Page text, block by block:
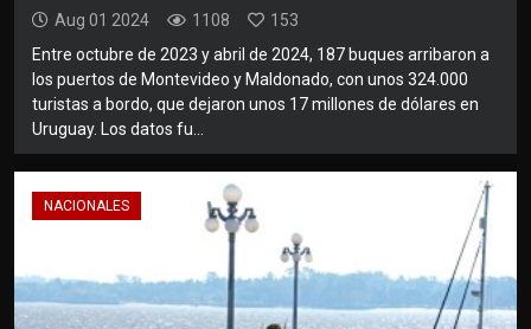
Aug 01 2024 1108
153
Entre octubre de 2023 y abril de 2024, 187 buques arribaron a
los puertos de Montevideo y Maldonado, con unos 324.000
turistas a bordo, que dejaron unos 17 millones de dólares en
Uruguay. Los datos fu...
NACIONALES